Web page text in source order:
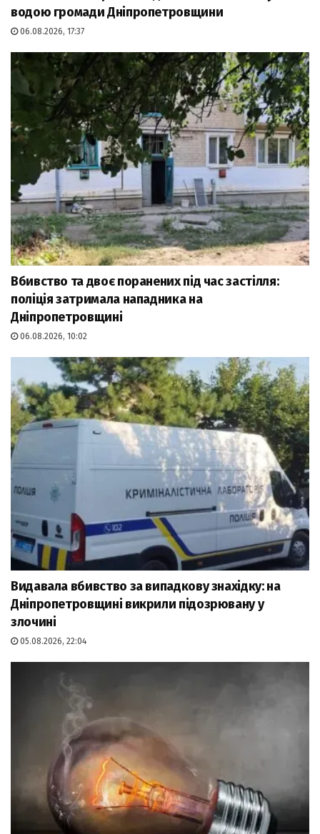
водою громади Дніпропетровщини
06.08.2026, 17:37
Вбивство та двоє поранених під час застілля:
поліція затримала нападника на
Дніпропетровщині
06.08.2026, 10:02
Видавала вбивство за випадкову знахідку: на
Дніпропетровщині викрили підозрювану у
злочині
05.08.2026, 22:04